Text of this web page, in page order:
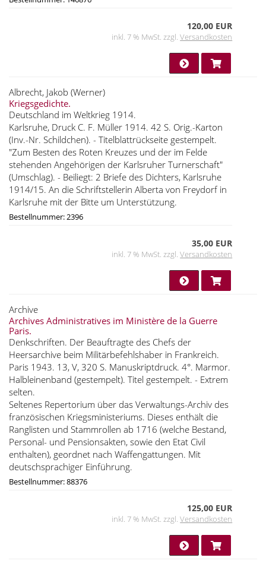
120,00 EUR
inkl. 7 % MwSt. zzgl.Versandkosten
Albrecht, Jakob (Werner)
Kriegsgedichte.
Deutschland im Weltkrieg 1914.
Karlsruhe, Druck C. F. Müller 1914. 42 S. Orig.-Karton
(Inv.-Nr. Schildchen). - Titelblattrückseite gestempelt.
"Zum Besten des Roten Kreuzes und der im Felde
stehenden Angehörigen der Karlsruher Turnerschaft"
(Umschlag). - Beiliegt: 2 Briefe des Dichters, Karlsruhe
1914/15. An die Schriftstellerin Alberta von Freydorf in
Karlsruhe mit der Bitte um Unterstützung.
Bestellnummer: 2396
35,00 EUR
inkl. 7 % MwSt. zzgl.Versandkosten
Archive
Archives Administratives im Ministère de la Guerre
Paris.
Denkschriften. Der Beauftragte des Chefs der
Heersarchive beim Militärbefehlshaber in Frankreich.
Paris 1943. 13, V, 320 S. Manuskriptdruck. 4°. Marmor.
Halbleinenband (gestempelt). Titel gestempelt. - Extrem
selten.
Seltenes Repertorium über das Verwaltungs-Archiv des
französischen Kriegsministeriums. Dieses enthält die
Ranglisten und Stammrollen ab 1716 (welche Bestand,
Personal- und Pensionsakten, sowie den Etat Civil
enthalten), geordnet nach Waffengattungen. Mit
deutschsprachiger Einführung.
Bestellnummer: 88376
125,00 EUR
inkl. 7 % MwSt. zzgl.Versandkosten